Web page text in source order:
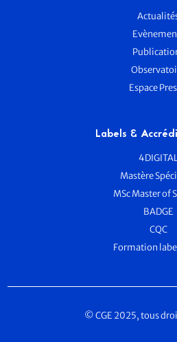
Espace
Labels &
Mastère
MSc Master of
BADGE
CQC
Formation
© CGE 2025, tous